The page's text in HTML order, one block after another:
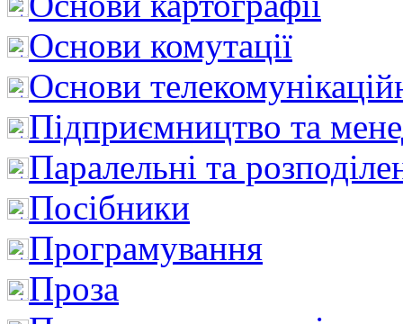
Основи комутації
Основи
Підприємництво та
Паралельні та
Посібники
Програмування
Проза